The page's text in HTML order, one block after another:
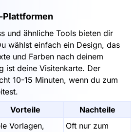
Plattformen
und ähnliche Tools bieten dir
wählst einfach ein Design, das
und Farben nach deinem
ist deine Visitenkarte. Der
10-15 Minuten, wenn du zum
Vorteile
Nachteile
Vorlagen,
Oft nur zum